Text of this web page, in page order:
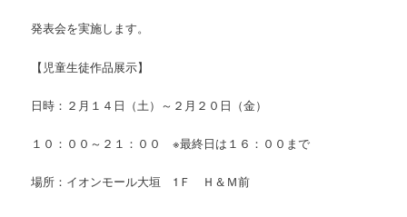
発表会を実施します。
【児童生徒作品展示】
日時：２月１４日（土）～２月２０日（金）
１０：００～２１：００ ※最終日は１６：００まで
場所：イオンモール大垣 1Ｆ Ｈ＆Ｍ前